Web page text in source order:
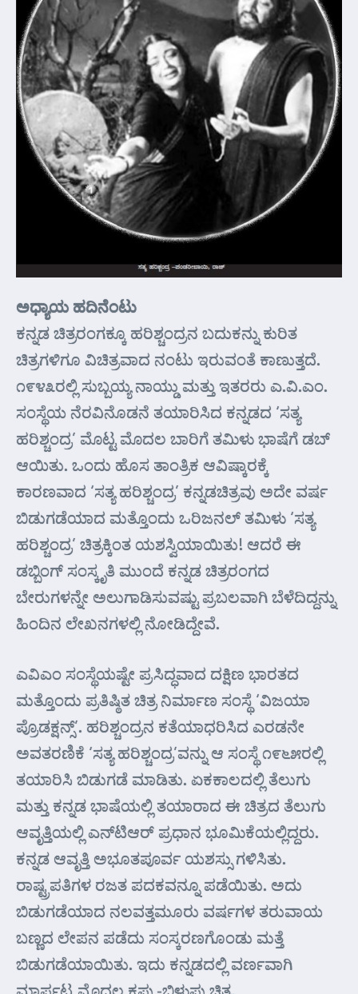
ಅಧ್ಯಾಯ ಹದಿನೆಂಟು
ಕನ್ನಡ ಚಿತ್ರರಂಗಕ್ಕೂ ಹರಿಶ್ಚಂದ್ರನ ಬದುಕನ್ನು ಕುರಿತ
ಚಿತ್ರಗಳಿಗೂ ವಿಚಿತ್ರವಾದ ನಂಟು ಇರುವಂತೆ ಕಾಣುತ್ತದೆ.
೧೯೪೩ರಲ್ಲಿ ಸುಬ್ಬಯ್ಯ ನಾಯ್ಡು ಮತ್ತು ಇತರರು ಎ.ವಿ.ಎಂ.
ಸಂಸ್ಥೆಯ ನೆರವಿನೊಡನೆ ತಯಾರಿಸಿದ ಕನ್ನಡದ ‘ಸತ್ಯ
ಹರಿಶ್ಚಂದ್ರ’ ಮೊಟ್ಟ ಮೊದಲ ಬಾರಿಗೆ ತಮಿಳು ಭಾಷೆಗೆ ಡಬ್
ಆಯಿತು. ಒಂದು ಹೊಸ ತಾಂತ್ರಿಕ ಆವಿಷ್ಕಾರಕ್ಕೆ
ಕಾರಣವಾದ ‘ಸತ್ಯ ಹರಿಶ್ಚಂದ್ರ’ ಕನ್ನಡಚಿತ್ರವು ಅದೇ ವರ್ಷ
ಬಿಡುಗಡೆಯಾದ ಮತ್ತೊಂದು ಒರಿಜನಲ್ ತಮಿಳು ‘ಸತ್ಯ
ಹರಿಶ್ಚಂದ್ರ’ ಚಿತ್ರಕ್ಕಿಂತ ಯಶಸ್ವಿಯಾಯಿತು! ಆದರೆ ಈ
ಡಬ್ಬಿಂಗ್ ಸಂಸ್ಕೃತಿ ಮುಂದೆ ಕನ್ನಡ ಚಿತ್ರರಂಗದ
ಬೇರುಗಳನ್ನೇ ಅಲುಗಾಡಿಸುವಷ್ಟು ಪ್ರಬಲವಾಗಿ ಬೆಳೆದಿದ್ದನ್ನು
ಹಿಂದಿನ ಲೇಖನಗಳಲ್ಲಿ ನೋಡಿದ್ದೇವೆ.
ಎವಿ‌ಎಂ ಸಂಸ್ಥೆಯಷ್ಟೇ ಪ್ರಸಿದ್ಧವಾದ ದಕ್ಷಿಣ ಭಾರತದ
ಮತ್ತೊಂದು ಪ್ರತಿಷ್ಠಿತ ಚಿತ್ರ ನಿರ್ಮಾಣ ಸಂಸ್ಥೆ ‘ವಿಜಯಾ
ಪ್ರೊಡಕ್ಷನ್ಸ್’. ಹರಿಶ್ಚಂದ್ರನ ಕತೆಯಾಧರಿಸಿದ ಎರಡನೇ
ಅವತರಣಿಕೆ ‘ಸತ್ಯ ಹರಿಶ್ಚಂದ್ರ’ವನ್ನು ಆ ಸಂಸ್ಥೆ ೧೯೬೫ರಲ್ಲಿ
ತಯಾರಿಸಿ ಬಿಡುಗಡೆ ಮಾಡಿತು. ಏಕಕಾಲದಲ್ಲಿ ತೆಲುಗು
ಮತ್ತು ಕನ್ನಡ ಭಾಷೆಯಲ್ಲಿ ತಯಾರಾದ ಈ ಚಿತ್ರದ ತೆಲುಗು
ಆವೃತ್ತಿಯಲ್ಲಿ ಎನ್‌ಟಿ‌ಆರ್ ಪ್ರಧಾನ ಭೂಮಿಕೆಯಲ್ಲಿದ್ದರು.
ಕನ್ನಡ ಆವೃತ್ತಿ ಅಭೂತಪೂರ್ವ ಯಶಸ್ಸು ಗಳಿಸಿತು.
ರಾಷ್ಟ್ರಪತಿಗಳ ರಜತ ಪದಕವನ್ನೂ ಪಡೆಯಿತು. ಅದು
ಬಿಡುಗಡೆಯಾದ ನಲವತ್ತಮೂರು ವರ್ಷಗಳ ತರುವಾಯ
ಬಣ್ಣದ ಲೇಪನ ಪಡೆದು ಸಂಸ್ಕರಣಗೊಂಡು ಮತ್ತೆ
ಬಿಡುಗಡೆಯಾಯಿತು. ಇದು ಕನ್ನಡದಲ್ಲಿ ವರ್ಣವಾಗಿ
ಮಾರ್ಪಟ್ಟ ಮೊದಲ ಕಪ್ಪು-ಬಿಳುಪು ಚಿತ್ರ.